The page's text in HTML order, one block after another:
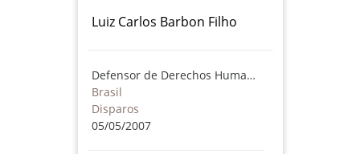
Luiz Carlos Barbon Filho
Defensor de Derechos Humanos
Brasil
Disparos
05/05/2007